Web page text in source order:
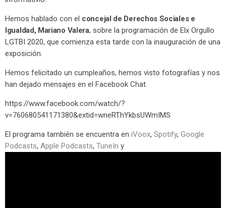
Hemos hablado con el concejal de Derechos Sociales e
Igualdad, Mariano Valera, sobre la programación de Elx Orgullo
LGTBI 2020, que comienza esta tarde con la inauguración de una
exposición.
Hemos felicitado un cumpleaños, hemos visto fotografías y nos
han dejado mensajes en el Facebook Chat.
https://www.facebook.com/watch/?
v=760680541171380&extid=wneRThYkbsUWmIMS
El programa también se encuentra en iVoox, Spotify, Google
Podcasts, Apple Podcasts, TuneIn y